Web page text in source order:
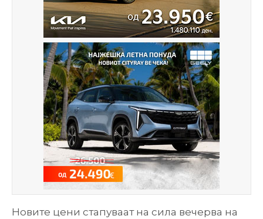
Новите цени стапуваат на сила вечерва на